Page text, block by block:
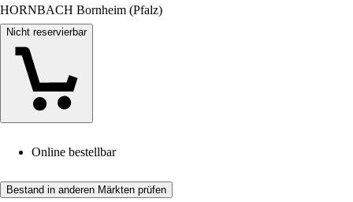
HORNBACH Bornheim (Pfalz)
Nicht reservierbar
Online bestellbar
Bestand in anderen Märkten prüfen